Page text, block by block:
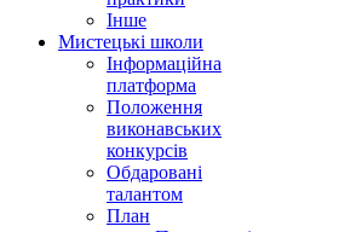
Інше
Мистецькі школи
Інформаційна
платформа
Положення
виконавських
конкурсів
Обдаровані
талантом
План